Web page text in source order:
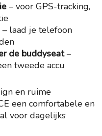
– voor GPS-tracking,
– laad je telefoon
de buddyseat–
tweede accu
en ruime
een comfortabele en
voor dagelijks